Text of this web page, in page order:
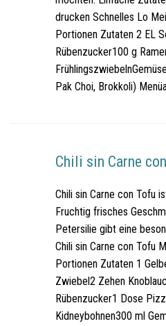
drucken Schnelles Lo
Portionen Zutaten 2 EL
Rübenzucker100 g
Pak Choi, Brokkoli)
Chili sin Carne
Chili sin Carne con Tofu
Fruchtig frisches
Petersilie gibt eine
Chili sin Carne con Tofu
Portionen Zutaten 1
Zwiebel2 Zehen
Rübenzucker1 Dose
Kidneybohnen300 ml